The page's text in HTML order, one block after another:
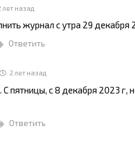
лет назад
журнал с утра 29 декабря
Ответить
2 лет назад
С пятницы, с 8 декабря 2023 г,
Ответить